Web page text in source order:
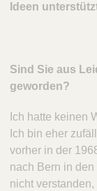
Ideen
Sind Sie aus
geworden?
Ich hatte keinen
Ich bin eher
vorher in der
nach Bern in
nicht